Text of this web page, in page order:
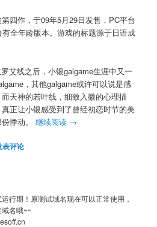
四作，于09年5月29日发售，PC平台
全年龄版本。游戏的标题源于日语成
艾线之后，小银galgame生涯中又一
，其他galgame或许可以说是感
天神的若叶线，细致入微的心理描
正让小银感受到了曾经初恋时节的美
份悸动。继续阅读 →
表评论
行期！原测试域名现在可以正常使用，
名哦~~